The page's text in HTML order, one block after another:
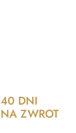
40 DNI
NA ZWROT